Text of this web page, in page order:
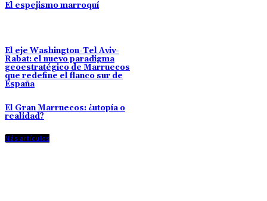
El espejismo marroquí
El eje Washington-Tel Aviv-
Rabat: el nuevo paradigma
geoestratégico de Marruecos
que redefine el flanco sur de
España
El Gran Marruecos: ¿utopía o
realidad?
Más artículos